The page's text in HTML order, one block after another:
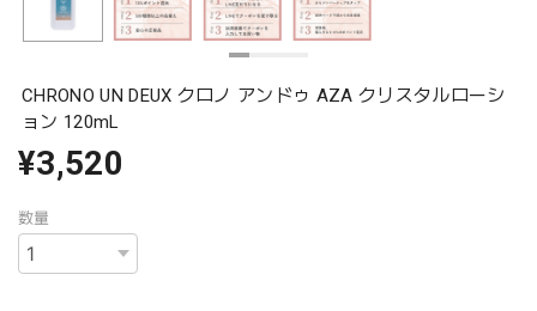
CHRONO UN DEUX クロノ アンドゥ AZA クリスタルローシ
ョン 120mL
¥3,520
数量